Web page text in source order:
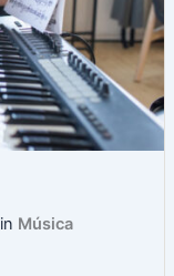
in Música